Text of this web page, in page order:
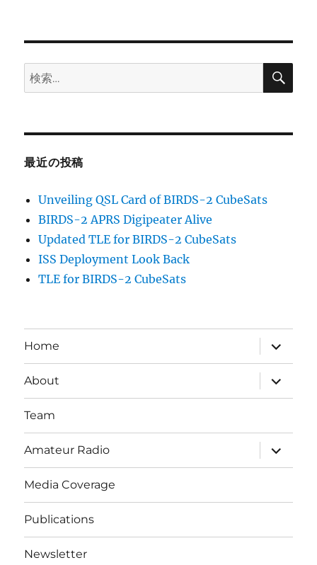
検
索:
検
最近の投稿
Unveiling QSL Card of BIRDS-2 CubeSats
BIRDS-2 APRS Digipeater Alive
Updated TLE for BIRDS-2 CubeSats
ISS Deployment Look Back
TLE for BIRDS-2 CubeSats
Home
サ
ブ
メ
ニ
ュ
ー
開
About
サ
ブ
メ
ー
を
展
開
Team
Amateur Radio
サ
ブ
メ
ー
開
Media Coverage
Publications
Newsletter